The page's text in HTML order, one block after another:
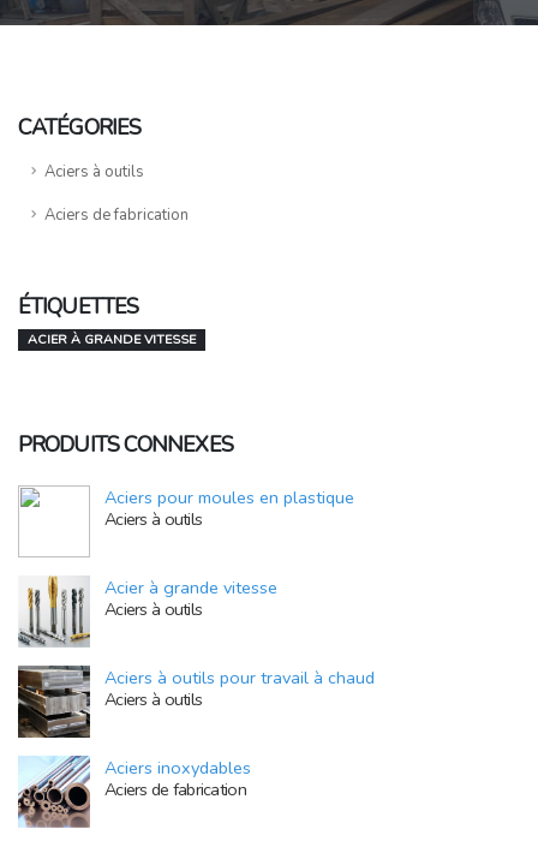
CATÉGORIES
Aciers à outils
Aciers de fabrication
ÉTIQUETTES
ACIER À GRANDE VITESSE
PRODUITS CONNEXES
Aciers pour moules en plastique
Aciers à outils
Acier à grande vitesse
Aciers à outils
Aciers à outils pour travail à chaud
Aciers à outils
Aciers inoxydables
Aciers de fabrication